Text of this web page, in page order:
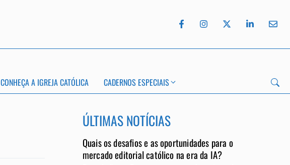
CONHEÇA A IGREJA CATÓLICA CADERNOS ESPECIAIS
ÚLTIMAS NOTÍCIAS
Quais os desafios e as oportunidades para o
mercado editorial católico na era da IA?